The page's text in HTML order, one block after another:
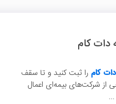
کام را ثبت کنید و تا سقف
از شرکت‌های بیمه‌ای اعمال